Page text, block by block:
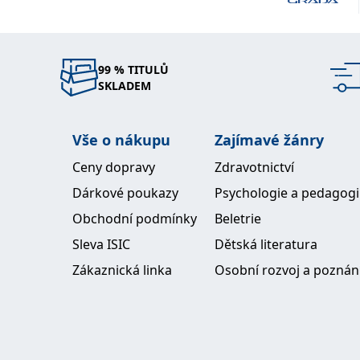
kontrolované detoxikace. Zároveň stále pracuje
hudba a sport, je nadšeným lyžařem-běžkařem,
běžcem, účastnil se několika maratonů a
nejdokonalejší provedení a procítění stále
zdánlivě monotónních pohybů.
99 % TITULŮ
SKLADEM
Vše o nákupu
Ceny dopravy
Dárkové poukazy
Obchodní podmínky
Sleva ISIC
Zákaznická linka
Zajímavé žánry
Zdravotnictví
Psychologie a
Beletrie
Dětská literatura
Osobní rozvoj a